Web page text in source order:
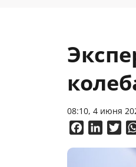
08:10, 4 июня
Facebook